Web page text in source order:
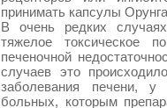
принимать капсулы
В очень редких
тяжелое токсическое
печеночной
случаев это
заболевания печени,
больных, которым